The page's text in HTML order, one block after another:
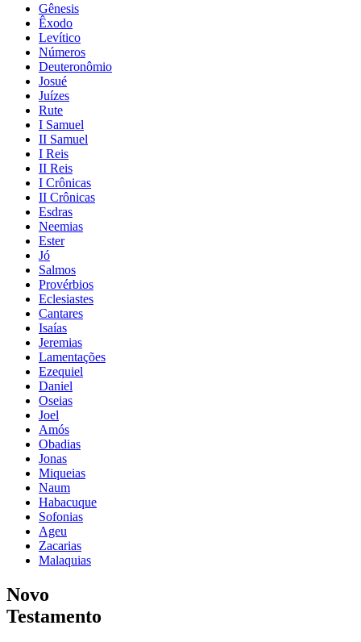
Gênesis
Êxodo
Levítico
Números
Deuteronômio
Josué
Juízes
Rute
I Samuel
II Samuel
I Reis
II Reis
I Crônicas
II Crônicas
Esdras
Neemias
Ester
Jó
Salmos
Provérbios
Eclesiastes
Cantares
Isaías
Jeremias
Lamentações
Ezequiel
Daniel
Oseias
Joel
Amós
Obadias
Jonas
Miqueias
Naum
Habacuque
Sofonias
Ageu
Zacarias
Malaquias
Novo
Testamento